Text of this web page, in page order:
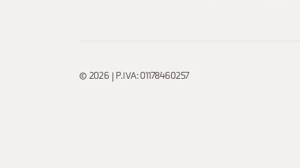
© 2026 | P.IVA: 01178460257